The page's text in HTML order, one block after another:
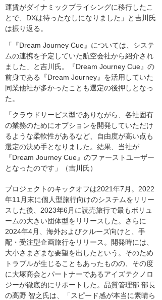
運賃がダイナミックプライシングに移行したこ
とで、DXは待ったなしになりました」と吉川氏
は振り返る。
「『Dream Journey Cue』については、システ
ムの連携を予定していた航空会社から紹介され
ました」と吉川氏。『Dream Journey Cue』の
前身である『Dream Journey』を活用していた
同業他社が多かったことも選定の後押しとなっ
た。
「クラウドサービス型でありながら、各社固有
の業務のためにオプションを開発していただけ
るような柔軟性があるなど、自由度が高い点も
選定の決め手となりました。結果、当社が
『Dream Journey Cue』のファーストユーザー
となったのです」（吉川氏）
プロジェクトのキックオフは2021年7月。2022
年11月末に個人型旅行向けのシステムをリリー
スした後、2023年6月に読売旅行で最もボリュ
ームの大きい団体型をリリースした。さらに
2024年4月、海外およびクルーズ向けと、手
配・受注型企画旅行をリリース。開発時には、
大小さまざまな要望を出したという。そのため
トラブルが生じることもあったものの、その度
に大塚商会とパートナーであるアイズテクノロ
ジーが徹底的にサポートした。品質管理部 部長
の高野 智之氏は、「スピード感が本当に素晴ら